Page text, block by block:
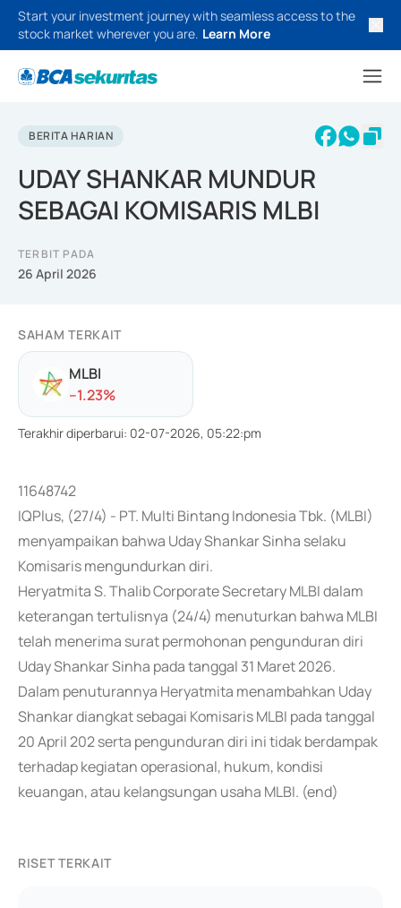
Start your investment journey with seamless access to the
stock market wherever you are. Learn More
BERITA HARIAN
UDAY SHANKAR MUNDUR
SEBAGAI KOMISARIS MLBI
TERBIT PADA
26 April 2026
SAHAM TERKAIT
MLBI
--1.23%
Terakhir diperbarui: 02-07-2026, 05:22:pm
11648742
IQPlus, (27/4) - PT. Multi Bintang Indonesia Tbk. (MLBI)
menyampaikan bahwa Uday Shankar Sinha selaku
Komisaris mengundurkan diri.
Heryatmita S. Thalib Corporate Secretary MLBI dalam
keterangan tertulisnya (24/4) menuturkan bahwa MLBI
telah menerima surat permohonan pengunduran diri
Uday Shankar Sinha pada tanggal 31 Maret 2026.
Dalam penuturannya Heryatmita menambahkan Uday
Shankar diangkat sebagai Komisaris MLBI pada tanggal
20 April 202 serta pengunduran diri ini tidak berdampak
terhadap kegiatan operasional, hukum, kondisi
keuangan, atau kelangsungan usaha MLBI. (end)
RISET TERKAIT